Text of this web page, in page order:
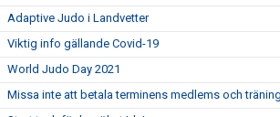
Adaptive Judo i Landvetter
Viktig info gällande Covid-19
World Judo Day 2021
Missa inte att betala terminens medlems och